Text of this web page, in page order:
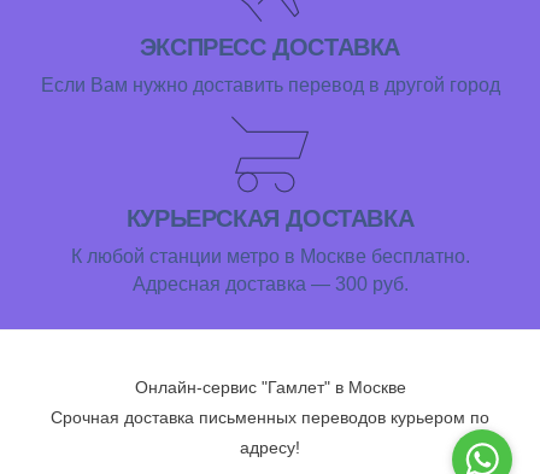
ЭКСПРЕСС ДОСТАВКА
Если Вам нужно доставить перевод в другой город
КУРЬЕРСКАЯ ДОСТАВКА
К любой станции метро в Москве бесплатно.
Адресная доставка — 300 руб.
Онлайн-сервис "Гамлет" в Москве
Срочная доставка письменных переводов курьером по
адресу!